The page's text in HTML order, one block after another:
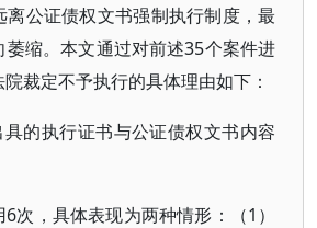
离公证债权文书强制执行制度，最
缩。本文通过对前述35个案件进
裁定不予执行的具体理由如下：
的执行证书与公证债权文书内容
次，具体表现为两种情形：（1）